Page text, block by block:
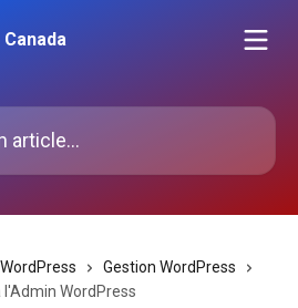
WordPress
Gestion WordPress
WordPress